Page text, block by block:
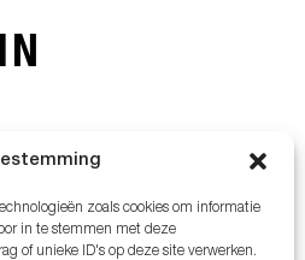
zoals cookies om informatie
in te stemmen met deze
of unieke ID's op deze site verwerken.